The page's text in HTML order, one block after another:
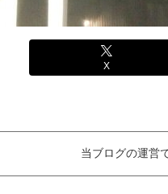
X
当ブログの運営